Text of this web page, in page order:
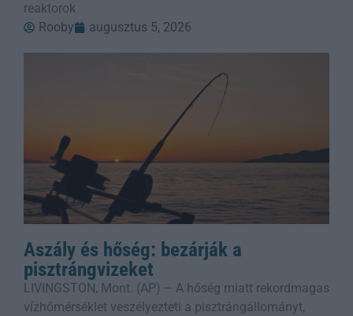
reaktorok
Rooby
augusztus 5, 2026
Aszály és hőség: bezárják a
pisztrángvizeket
LIVINGSTON, Mont. (AP) – A hőség miatt rekordmagas
vízhőmérséklet veszélyezteti a pisztrángállományt,